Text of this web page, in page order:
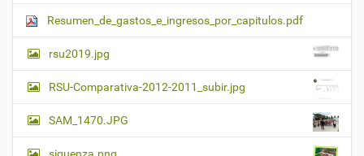
Resumen_de_gastos_e_ingresos_por_capitulos.pdf
rsu2019.jpg
RSU-Comparativa-2012-2011_subir.jpg
SAM_1470.JPG